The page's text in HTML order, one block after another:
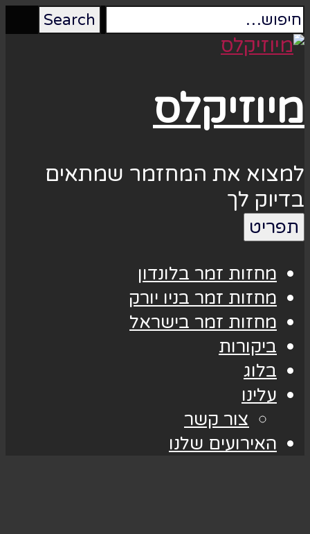
מיוזיקלס
למצוא את המחזמר שמתאים
בדיוק לך
תפריט
מחזות זמר בלונדון
מחזות זמר בניו יורק
מחזות זמר בישראל
ביקורות
בלוג
עלינו
צור קשר
האירועים שלנו